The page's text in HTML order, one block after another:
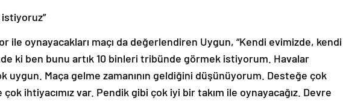
ile oynayacakları maçı da değerlendiren Uygun, “Kendi evimizde, kendi
ki ben bunu artık 10 binleri tribünde görmek istiyorum. Havalar
uygun. Maça gelme zamanının geldiğini düşünüyorum. Desteğe çok
çok ihtiyacımız var. Pendik gibi çok iyi bir takım ile oynayacağız. Devre